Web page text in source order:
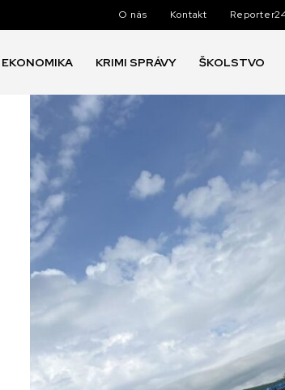
O nás Kontakt
EKONOMIKA KRIMI SPRÁVY ŠKOLSTVO